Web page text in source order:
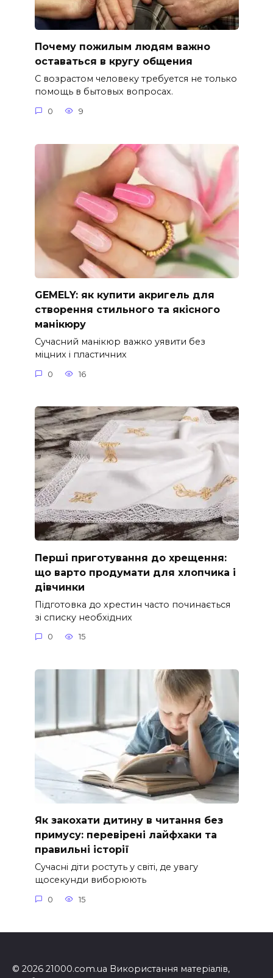
Почему пожилым людям важно
оставаться в кругу общения
С возрастом человеку требуется не только
помощь в бытовых вопросах.
0 9
GEMELY: як купити акригель для
створення стильного та якісного
манікюру
Сучасний манікюр важко уявити без
міцних і пластичних
0 16
Перші приготування до хрещення:
що варто продумати для хлопчика і
дівчинки
Підготовка до хрестин часто починається
зі списку необхідних
0 15
Як закохати дитину в читання без
примусу: перевірені лайфхаки та
правильні історії
Сучасні діти ростуть у світі, де увагу
щосекунди виборюють
0 15
© 2026 21000.com.ua Використання матеріалів,